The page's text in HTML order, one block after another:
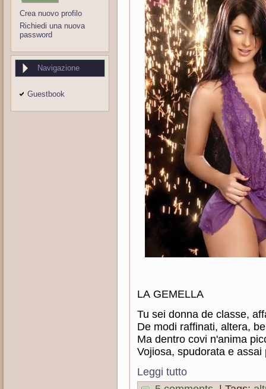
Crea nuovo profilo
Richiedi una nuova
password
Navigazione
Guestbook
LA GEMELLA
Tu sei donna de classe,
De modi raffinati, altera,
Ma dentro covi n'anima
Vojiosa, spudorata e assai
Leggi tutto